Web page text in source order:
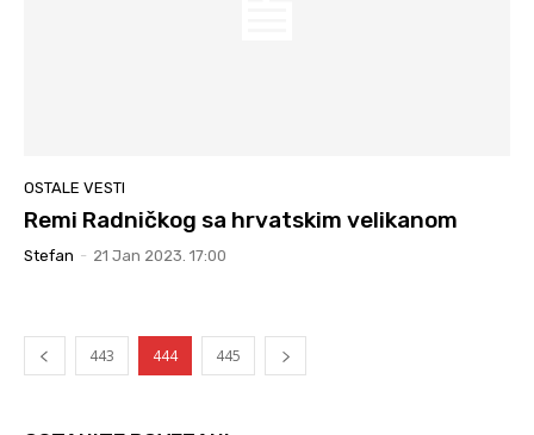
OSTALE VESTI
Remi Radničkog sa hrvatskim velikanom
Stefan - 21 Jan 2023. 17:00
443 444 445